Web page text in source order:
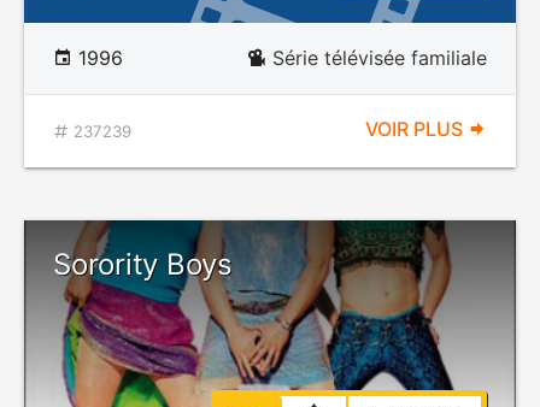
1996 Série télévisée familiale
237239 VOIR PLUS
Sorority Boys